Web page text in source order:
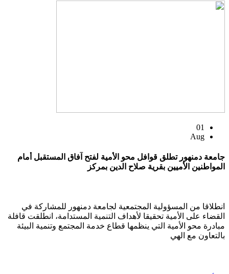
01
Aug
جامعة دمنهور تطلق قوافل محو الأمية لفتح آفاق المستقبل أمام
المواطنين الأميين بقرية صلاح الدين بمركز
انطلاقا من المسؤولية المجتمعية لجامعة دمنهور للمشاركة في
القضاء على الأمية تحقيقا لأهداف التنمية المستدامة، انطلقت قافلة
مبادرة محو الأمية التي ينظمها قطاع خدمة المجتمع وتنمية البيئة
بالتعاون مع الهي